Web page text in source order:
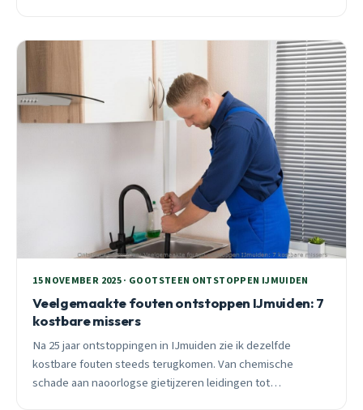
15 NOVEMBER 2025 · GOOTSTEEN ONTSTOPPEN IJMUIDEN
Veelgemaakte fouten ontstoppen IJmuiden: 7
kostbare missers
Na 25 jaar ontstoppingen in IJmuiden zie ik dezelfde
kostbare fouten steeds terugkomen. Van chemische
schade aan naoorlogse gietijzeren leidingen tot